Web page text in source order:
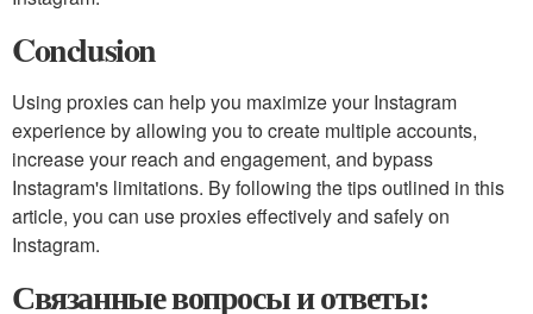
Conclusion
Using proxies can help you maximize your Instagram
experience by allowing you to create multiple accounts,
increase your reach and engagement, and bypass
Instagram's limitations. By following the tips outlined in this
article, you can use proxies effectively and safely on
Instagram.
Связанные вопросы и ответы: